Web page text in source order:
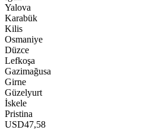
Yalova
Karabük
Kilis
Osmaniye
Düzce
Lefkoşa
Gazimağusa
Girne
Güzelyurt
İskele
Pristina
USD47,58